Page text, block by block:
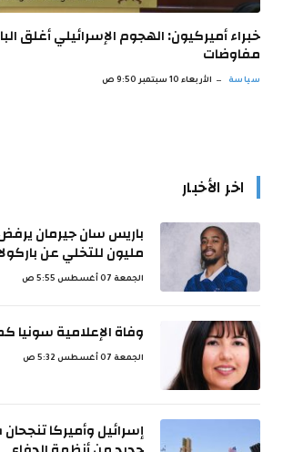
خبراء أميركيون: الهجوم الإسرائيلي أغلق
مفاوضات
سياسة الأربعاء 10 سبتمبر 9:50 ص
اخر الأخبار
مليون للتخلي عن
الجمعة 07 أغسطس 5:55 ص
وفاة الإعلامية سونيا
الجمعة 07 أغسطس 5:32 ص
إسرائيل وأميركا